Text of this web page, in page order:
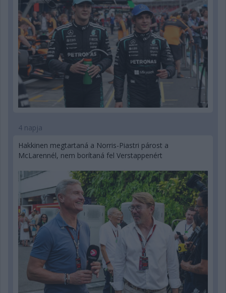
4 napja
Hakkinen megtartaná a Norris-Piastri párost a
McLarennél, nem borítaná fel Verstappenért